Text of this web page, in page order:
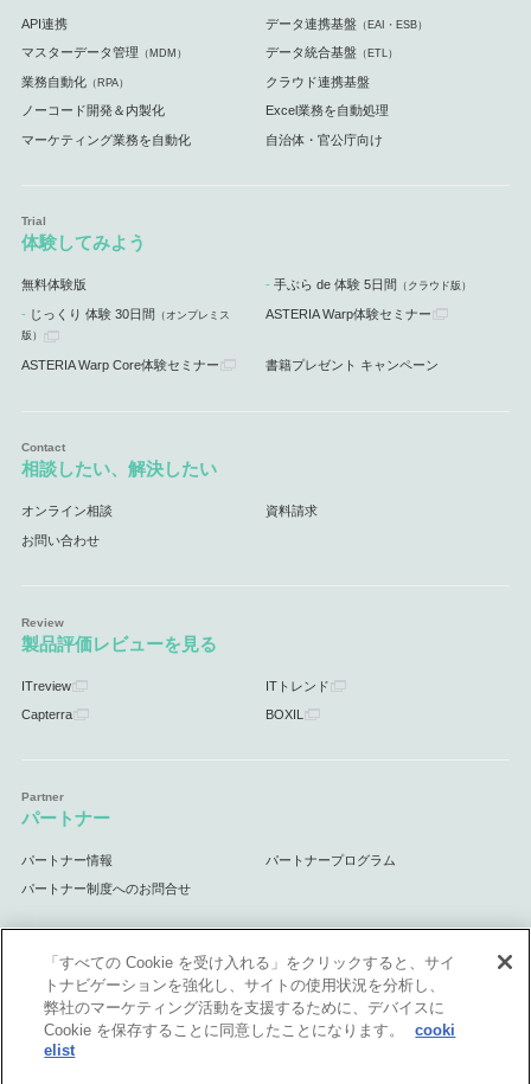
API連携 データ連携基盤 （EAI・ESB）
マスターデータ管理 （MDM） データ統合基盤 （ETL）
業務自動化（RPA） クラウド連携基盤
ノーコード開発＆内製化 Excel業務を自動処理
マーケティング業務を自動化 自治体・官公庁向け
体験してみよう
無料体験版 手ぶら de 体験 5日間 （クラウド版）
じっくり 体験 30日間 （オンプレミス
版）
ASTERIA Warp体験セミナー
ASTERIA Warp Core体験セミナー 書籍プレゼント キャンペーン
相談したい、解決したい
オンライン相談 資料請求
お問い合わせ
製品評価レビューを見る
ITreview ITトレンド
Capterra BOXIL
パートナー
パートナー情報 パートナープログラム
パートナー制度へのお問合せ
サポート
サポート情報
「すべての Cookie を受け入れる」をクリックすると、サイ
トナビゲーションを強化し、サイトの使用状況を分析し、
弊社のマーケティング活動を支援するために、デバイスに
Cookie を保存することに同意したことになります。
cooki
elist